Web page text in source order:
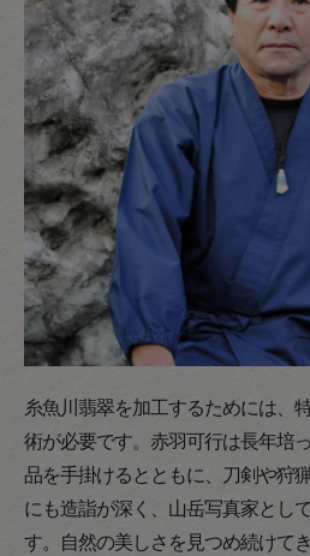
糸魚川翡翠を加工するためには、
術が必要です。赤羽可行は長年培
品を手掛けるとともに、刀剣や狩
にも造詣が深く、山岳写真家とし
す。自然の美しさを見つめ続けて